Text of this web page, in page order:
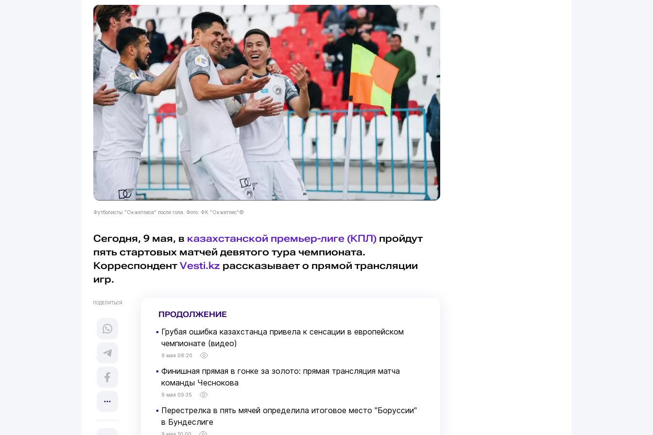
Футболисты "Окжетпеса" после гола. Фото: ФК "Окжетпес"©
Сегодня, 9 мая, в казахстанской премьер-лиге (КПЛ) пройдут
пять стартовых матчей девятого тура чемпионата.
Корреспондент Vesti.kz рассказывает о прямой трансляции
игр.
ПОДЕЛИТЬСЯ
ПРОДОЛЖЕНИЕ
▪ Грубая ошибка казахстанца привела к сенсации в европейском
чемпионате (видео)
9 мая 08:20
▪ Финишная прямая в гонке за золото: прямая трансляция матча
команды Чеснокова
9 мая 09:35
▪ Перестрелка в пять мячей определила итоговое место "Боруссии"
в Бундеслиге